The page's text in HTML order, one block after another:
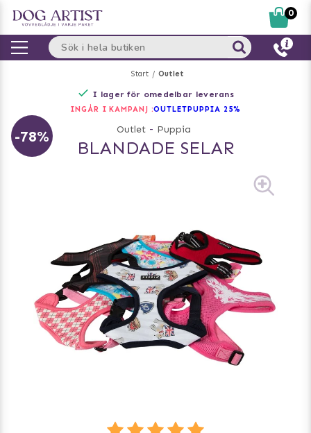
Start Outlet
I lager för omedelbar leverans
INGÅR I KAMPANJ :OUTLETPUPPIA 25%
-78% Outlet - Puppia
BLANDADE SELAR
0